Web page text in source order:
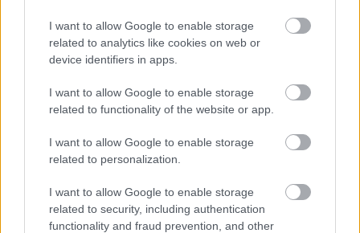
I want to allow Google to enable storage
related to analytics like cookies on web or
device identifiers in apps.
I want to allow Google to enable storage
related to functionality of the website or app.
I want to allow Google to enable storage
related to personalization.
I want to allow Google to enable storage
related to security, including authentication
functionality and fraud prevention, and other